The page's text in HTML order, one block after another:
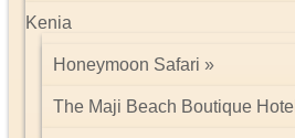
Kenia
Honeymoon Safari
The Maji Beach Boutique Hotel